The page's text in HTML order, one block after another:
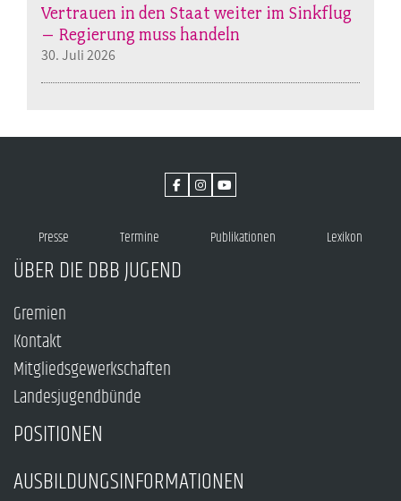
Vertrauen in den Staat weiter im Sinkflug
– Regierung muss handeln
30. Juli 2026
Presse Termine Publikationen Lexikon
ÜBER DIE DBB JUGEND
Gremien
Kontakt
Mitgliedsgewerkschaften
Landesjugendbünde
POSITIONEN
AUSBILDUNGSINFORMATIONEN